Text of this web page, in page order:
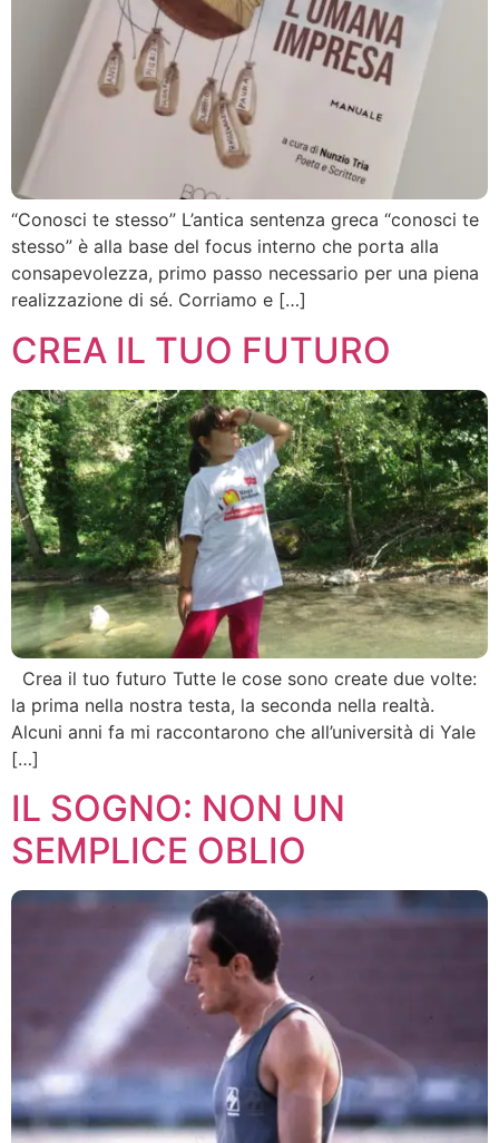
“Conosci te stesso” L’antica sentenza greca “conosci te
stesso” è alla base del focus interno che porta alla
consapevolezza, primo passo necessario per una piena
realizzazione di sé. Corriamo e […]
CREA IL TUO FUTURO
Crea il tuo futuro Tutte le cose sono create due volte:
la prima nella nostra testa, la seconda nella realtà.
Alcuni anni fa mi raccontarono che all’università di Yale
[…]
IL SOGNO: NON UN
SEMPLICE OBLIO